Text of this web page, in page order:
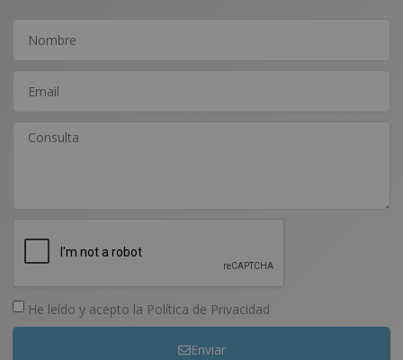
He leído y acepto la Política de Privacidad
Enviar